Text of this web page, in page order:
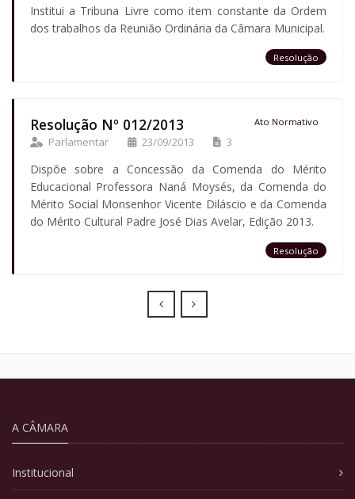
Institui a Tribuna Livre como item constante da Ordem
dos trabalhos da Reunião Ordinária da Câmara Municipal.
Resolução
Resolução Nº 012/2013 Ato Normativo
Parlamentar 23/09/2013 3
Dispõe sobre a Concessão da Comenda do Mérito
Educacional Professora Naná Moysés, da Comenda do
Mérito Social Monsenhor Vicente Diláscio e da Comenda
do Mérito Cultural Padre José Dias Avelar, Edição 2013.
Resolução
Prev Next
A CÂMARA
Institucional